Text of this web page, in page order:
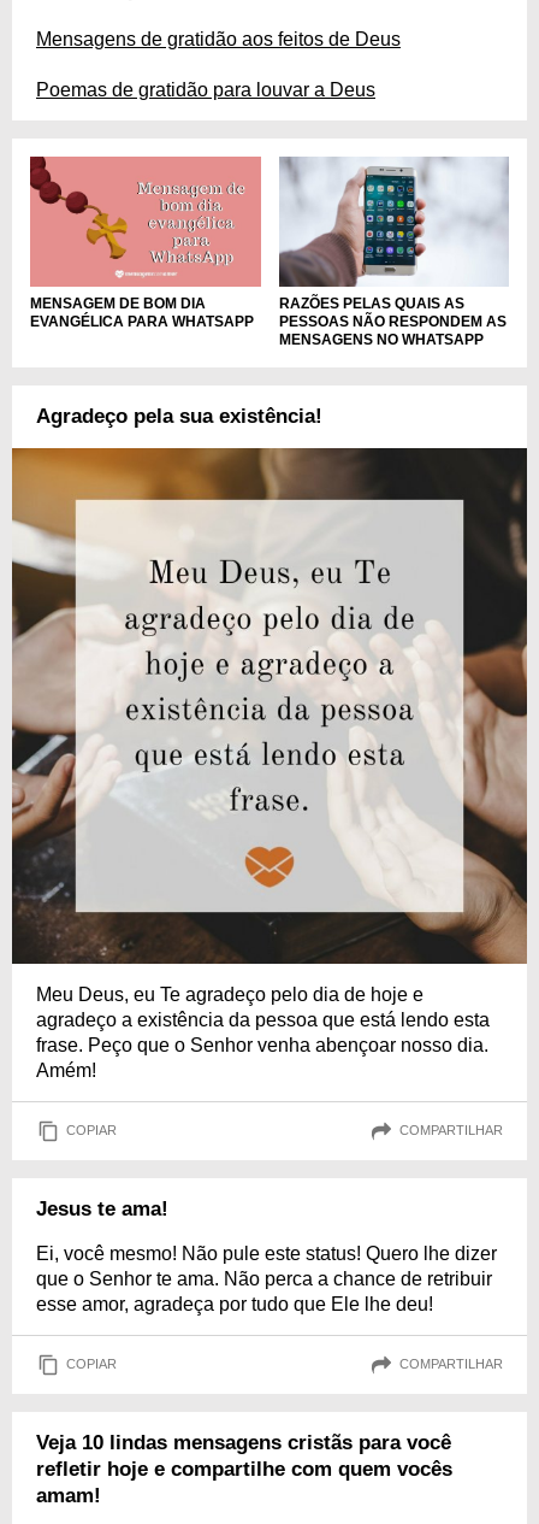
Mensagens de gratidão aos feitos de Deus
Poemas de gratidão para louvar a Deus
MENSAGEM DE BOM DIA
EVANGÉLICA PARA WHATSAPP
RAZÕES PELAS QUAIS AS
PESSOAS NÃO RESPONDEM AS
MENSAGENS NO WHATSAPP
Agradeço pela sua existência!
Meu Deus, eu Te agradeço pelo dia de hoje e
agradeço a existência da pessoa que está lendo esta
frase. Peço que o Senhor venha abençoar nosso dia.
Amém!
COPIAR COMPARTILHAR
Jesus te ama!
Ei, você mesmo! Não pule este status! Quero lhe dizer
que o Senhor te ama. Não perca a chance de retribuir
esse amor, agradeça por tudo que Ele lhe deu!
COPIAR COMPARTILHAR
Veja 10 lindas mensagens cristãs para você
refletir hoje e compartilhe com quem vocês
amam!